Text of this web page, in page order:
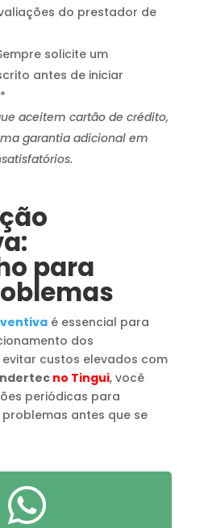
do prestador de
solicite um
antes de iniciar
aceitem cartão de crédito,
garantia adicional em
para
é essencial para
dos
custos elevados com
no Tingui, você
periódicas para
antes que se
